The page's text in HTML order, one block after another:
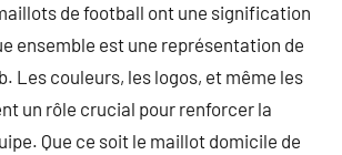
de football ont une signification
ensemble est une représentation de
Les couleurs, les logos, et même les
un rôle crucial pour renforcer la
Que ce soit le maillot domicile de